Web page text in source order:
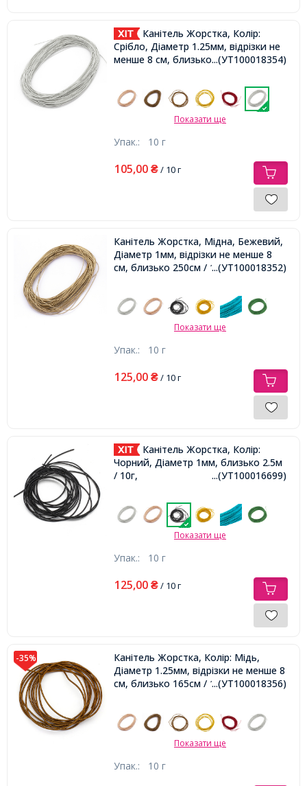
Канітель Жорстка, Колір:
Срібло, Діаметр 1.25мм, відрізки не
менше 8 см, близько 180см / 10г,
...(УТ100018354)
Показати ще
Упак.: 10 г
105,00 ₴/ 10 г
Канітель Жорстка, Мідна, Бежевий,
Діаметр 1мм, відрізки не менше 8
см, близько 250см / 10г,...(УТ100018352)
Показати ще
Упак.: 10 г
125,00 ₴/ 10 г
Канітель Жорстка, Колір:
Чорний, Діаметр 1мм, близько 2.5м
/ 10г,
...(УТ100016699)
Показати ще
Упак.: 10 г
125,00 ₴/ 10 г
-35%
Канітель Жорстка, Колір: Мідь,
Діаметр 1.25мм, відрізки не менше 8
см, близько 165см / 10г,...(УТ100018356)
Показати ще
Упак.: 10 г